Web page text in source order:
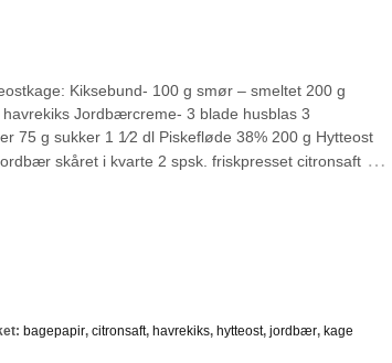
Kiksebund- 100 g smør – smeltet 200 g
Jordbærcreme- 3 blade husblas 3
75 g sukker 1 1⁄2 dl Piskefløde 38% 200 g Hytteost
skåret i kvarte 2 spsk. friskpresset citronsaft …
bagepapir, citronsaft, havrekiks, hytteost, jordbær, kage